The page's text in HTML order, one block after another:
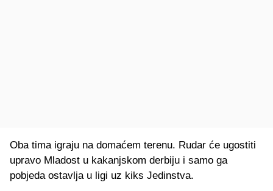
Oba tima igraju na domaćem terenu. Rudar će ugostiti
upravo Mladost u kakanjskom derbiju i samo ga
pobjeda ostavlja u ligi uz kiks Jedinstva.